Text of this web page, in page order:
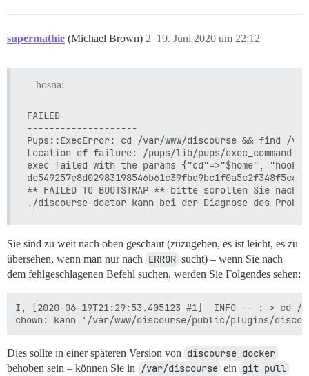
supermathie (Michael Brown) 19. Juni 2020 um 22:12
2
hosna:
FAILED
--------------------
Pups::ExecError: cd /var/www/discourse && find /
Location of failure: /pups/lib/pups/
exec failed with the params {"cd"=>"$home",
** FAILED TO BOOTSTRAP ** bitte scrollen Sie
Sie sind zu weit nach oben geschaut (zuzugeben, es ist leicht, es zu
übersehen, wenn man nur nach ERROR sucht) – wenn Sie nach
dem fehlgeschlagenen Befehl suchen, werden Sie Folgendes sehen:
I, [2020-06-19T21:29:53.405123 #1]  INFO -- : > cd /
Dies sollte in einer späteren Version von discourse_docker
behoben sein – können Sie in /var/discourse ein git pull